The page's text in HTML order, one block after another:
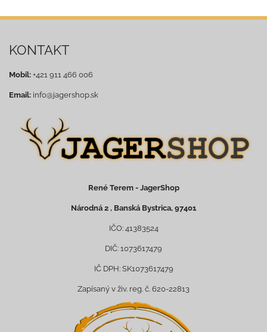
KONTAKT
Mobil: +421 911 466 006
Email: info@jagershop.sk
René Terem - JagerShop
Národná 2 , Banská Bystrica, 97401
IČO: 41383524
DIČ: 1073617479
IČ DPH: SK1073617479
Zapísaný v živ. reg. č. 620-22813